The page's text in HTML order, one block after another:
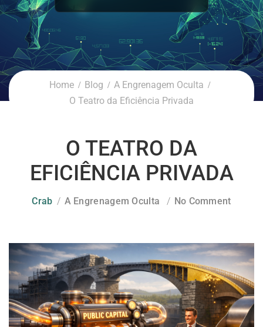
Home Blog
A Engrenagem Oculta
O Teatro da Eficiência Privada
O TEATRO DA
EFICIÊNCIA PRIVADA
Crab A Engrenagem Oculta No Comment